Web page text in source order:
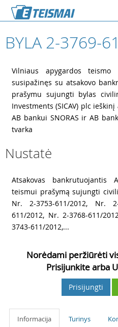
BYLA 2-3769-
Vilniaus apygardos teismo
susipažinęs su atsakovo
prašymu sujungti bylas
Investments (SICAV) plc
AB bankui SNORAS ir AB
tvarka
Nustatė
Atsakovas bankrutuojantis
teismui prašymą sujungti
Nr. 2-3753-611/2012, Nr.
611/2012, Nr. 2-3768-611/
3743-611/2012,...
Norėdami peržiūrėti
Prisijunkite arba
Prisijungti
Informacija Turinys